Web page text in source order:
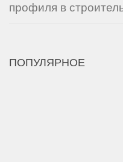
профиля в
ПОПУЛЯРНОЕ